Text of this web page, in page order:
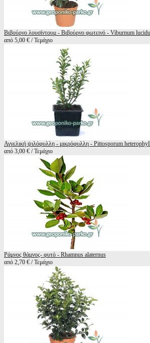
Βιβούρνο λουσίντουμ - Βιβούρνο φωτεινό - Viburnum
από 5,00 € / Τεμάχιο
Αγγελική ψιλόφυλλη - μικρόφυλλη - Pittosporum
από 3,00 € / Τεμάχιο
Ράμνος θάμνος- φυτό - Rhamnus alaternus
από 2,70 € / Τεμάχιο